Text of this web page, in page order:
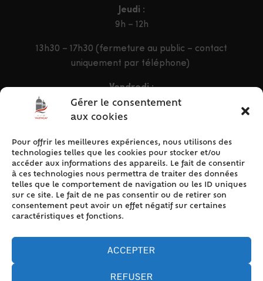
Gérer le consentement
aux cookies
Pour offrir les meilleures expériences, nous utilisons des
technologies telles que les cookies pour stocker et/ou
accéder aux informations des appareils. Le fait de consentir
à ces technologies nous permettra de traiter des données
telles que le comportement de navigation ou les ID uniques
sur ce site. Le fait de ne pas consentir ou de retirer son
consentement peut avoir un effet négatif sur certaines
caractéristiques et fonctions.
ACCEPTER
REFUSER
Jeudi :
9h – 12h
13h30 – 17h30 (fermeture au public – contact
uniquement par téléphone)
Vendredi :
9h – 12h & 13h30 – 16h30
ACCÈS RAPIDE
Accueil
Contact
Plan du site
Mentions légales
Politique de cookies (UE)